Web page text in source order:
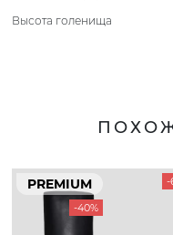
Высота голенища
PREMIUM
-40%
-